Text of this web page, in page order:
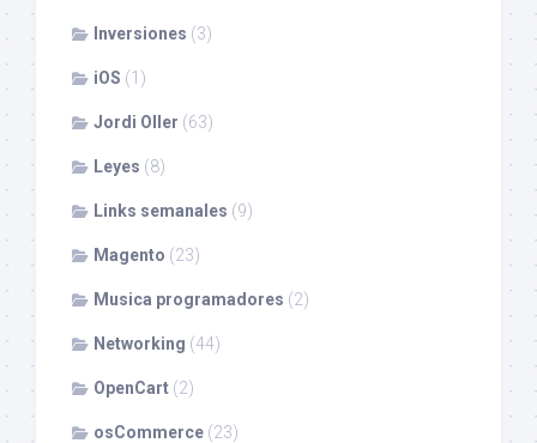
Inversiones (3)
iOS (1)
Jordi Oller (63)
Leyes (8)
Links semanales (9)
Magento (23)
Musica programadores (2)
Networking (44)
OpenCart (2)
osCommerce (23)